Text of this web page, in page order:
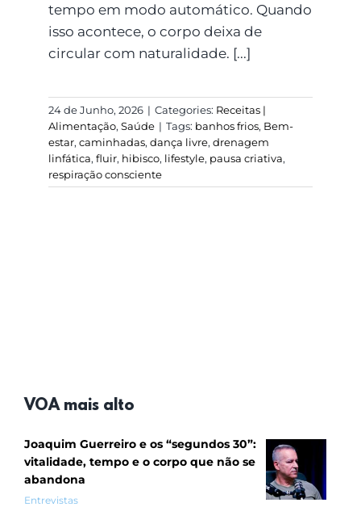
tempo em modo automático. Quando
isso acontece, o corpo deixa de
circular com naturalidade. [...]
24 de Junho, 2026 | Categories: Receitas |
Alimentação, Saúde | Tags: banhos frios, Bem-
estar, caminhadas, dança livre, drenagem
linfática, fluir, hibisco, lifestyle, pausa criativa,
respiração consciente
VOA mais alto
Joaquim Guerreiro e os “segundos 30”:
vitalidade, tempo e o corpo que não se
abandona
Entrevistas